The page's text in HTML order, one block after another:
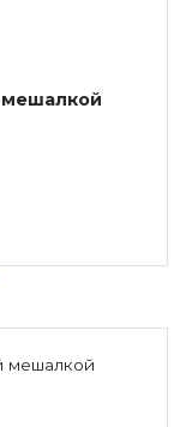
мешалкой